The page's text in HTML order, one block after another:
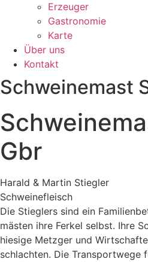
Erzeuger
Gastronomie
Karte
Über uns
Kontakt
Schweinemast
Gbr
Harald & Martin Stiegler
Schweinefleisch
Die Stieglers sind ein
mästen ihre Ferkel selbst. Ihre
hiesige Metzger und
schlachten. Die Transportwege